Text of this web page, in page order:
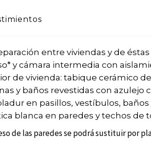
entre viviendas y de
y cámara intermedia con
de vivienda: tabique cerámico
y baños revestidas con
en pasillos, vestíbulos,
blanca en paredes y techos de
de las paredes se podrá sustituir por